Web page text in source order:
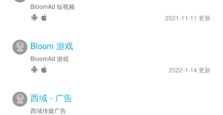
BloomAd 短视频
2021-11-11 更新
Bloom 游戏
BloomAd 游戏
2022-1-14 更新
西域 - 广告
西域传媒广告